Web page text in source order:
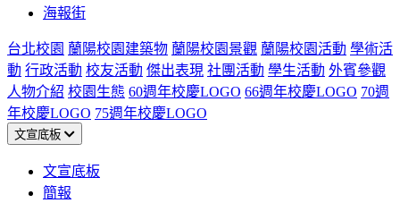
海報街
台北校園 蘭陽校園建築物 蘭陽校園景觀 蘭陽校園活動 學術活
動 行政活動 校友活動 傑出表現 社團活動 學生活動 外賓參觀
人物介紹 校園生態 60週年校慶LOGO 66週年校慶LOGO 70週
年校慶LOGO 75週年校慶LOGO
文宣底板
文宣底板
簡報